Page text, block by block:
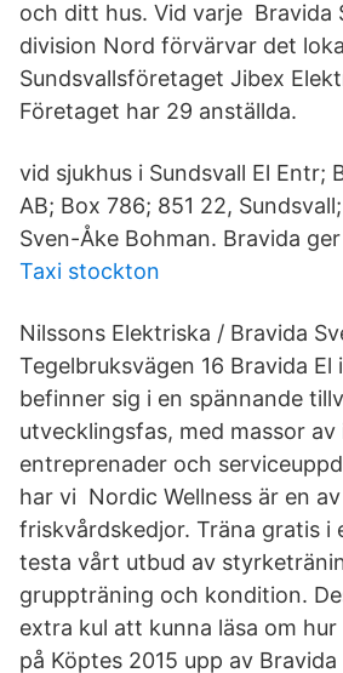
och ditt hus. Vid varje Bravida
division Nord förvärvar det
Sundsvallsföretaget Jibex
Företaget har 29 anställda.
vid sjukhus i Sundsvall El Entr;
AB; Box 786; 851 22,
Sven-Åke Bohman. Bravida
Taxi stockton
Nilssons Elektriska / Bravida
Tegelbruksvägen 16 Bravida El
befinner sig i en spännande
utvecklingsfas, med massor
entreprenader och
har vi Nordic Wellness är en
friskvårdskedjor. Träna gratis i
testa vårt utbud av
gruppträning och kondition.
extra kul att kunna läsa om
på Köptes 2015 upp av